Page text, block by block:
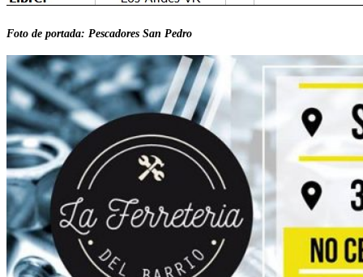
Foto de portada: Pescadores San Pedro